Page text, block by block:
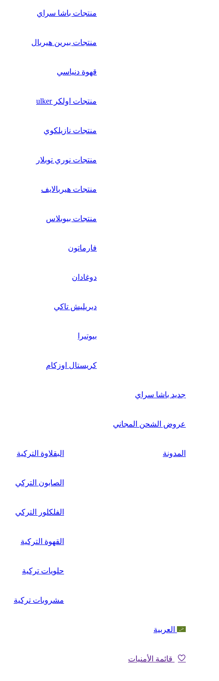
منتجات باشا سراي
منتجات بيرين هيربال
قهوة دنياسي
منتجات اولكر ulker
منتجات نازيلكوي
منتجات نوري توبلار
منتجات هيربالايف
منتجات بيوبلاس
فارماتون
دوغادان
ديريليش تاكي
بيوتيرا
كريستال اوزكام
جديد باشا سراي
عروض الشحن المجاني
المدونة البقلاوة التركية
الصابون التركي
الفلكلور التركي
القهوة التركية
حلويات تركية
مشروبات تركية
العربية
قائمة الأمنيات